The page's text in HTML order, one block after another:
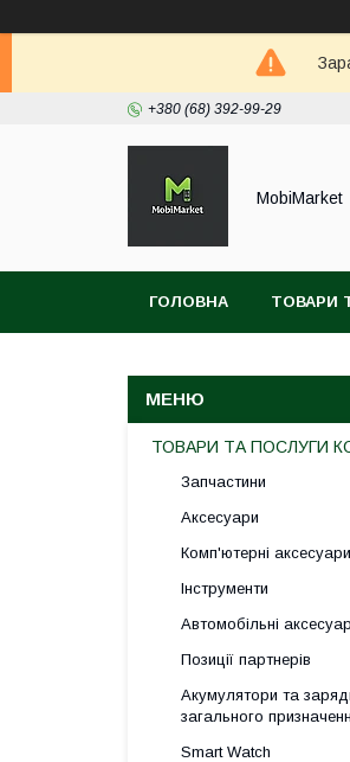
+380 (68) 392-99-29
MobiMarket
ГОЛОВНА ТОВАРИ
ТОВАРИ ТА ПОСЛУГИ
Запчастини
Аксесуари
Комп'ютерні аксесуари
Інструменти
Автомобільні
Позиції партнерів
Акумулятори та
загального
Smart Watch